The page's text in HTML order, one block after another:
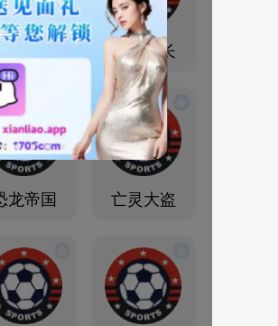
赏金船长
龙帝国 亡灵大盗